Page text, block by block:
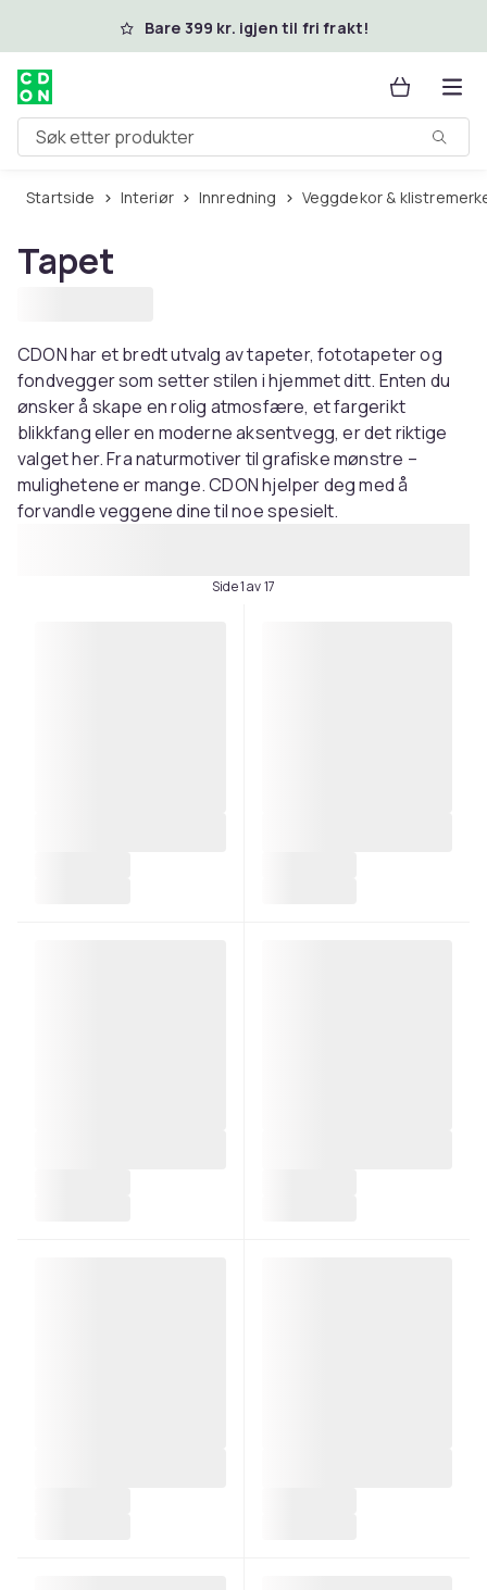
Hopp til hovedinnholdBare 399 kr. igjen til fri frakt!
Søk etter produkter
Startside Interiør Innredning Veggdekor &
Tapet
CDON har et bredt utvalg av tapeter, fototapeter og
fondvegger som setter stilen i hjemmet ditt. Enten du
ønsker å skape en rolig atmosfære, et fargerikt
blikkfang eller en moderne aksentvegg, er det riktige
valget her. Fra naturmotiver til grafiske mønstre –
mulighetene er mange. CDON hjelper deg med å
forvandle veggene dine til noe spesielt.
Side 1 av 17